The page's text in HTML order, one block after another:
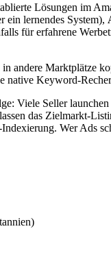
Lösungen im
ein lernendes System),
für erfahrene
andere Marktplätze
Keyword-
Viele Seller
das Zielmarkt-
Wer Ads